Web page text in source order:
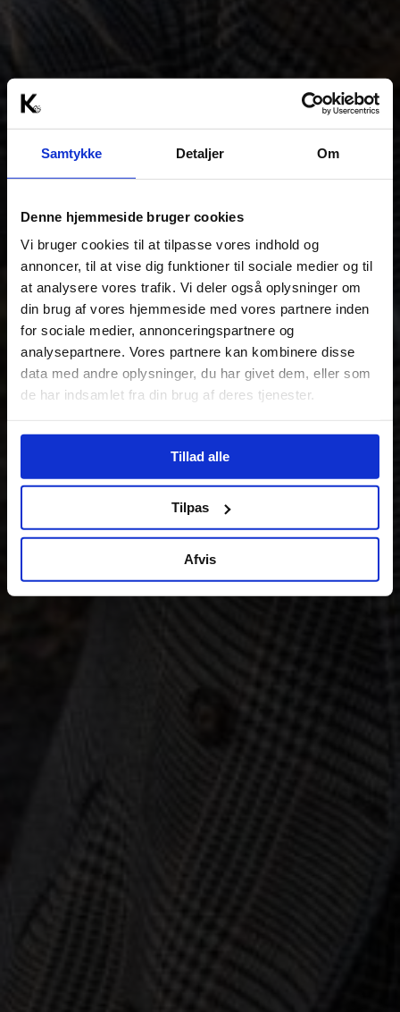
Samtykke Detaljer Om
Denne hjemmeside bruger cookies
Vi bruger cookies til at tilpasse vores indhold og
annoncer, til at vise dig funktioner til sociale medier og til
at analysere vores trafik. Vi deler også oplysninger om
din brug af vores hjemmeside med vores partnere inden
for sociale medier, annonceringspartnere og
analysepartnere. Vores partnere kan kombinere disse
data med andre oplysninger, du har givet dem, eller som
de har indsamlet fra din brug af deres tjenester.
Tillad alle
Tilpas
Afvis